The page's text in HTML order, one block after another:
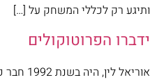
ותיגע רק לכללי המשחק על […]
ידברו הפרוטוקולים
אוריאל